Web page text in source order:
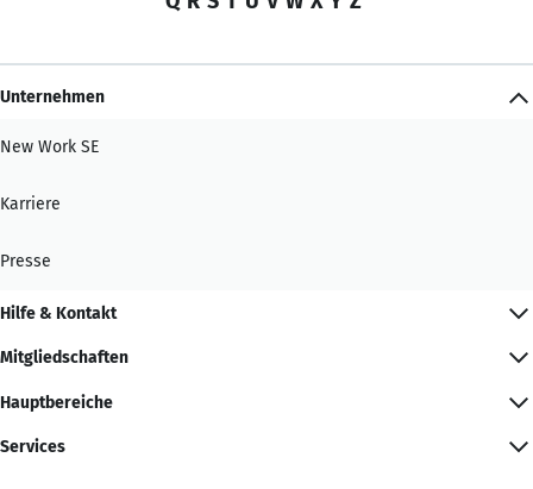
Unternehmen
New Work SE
Karriere
Presse
Hilfe & Kontakt
Mitgliedschaften
Hauptbereiche
Services